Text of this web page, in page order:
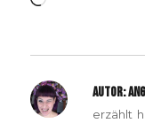
AUTOR:
erzählt